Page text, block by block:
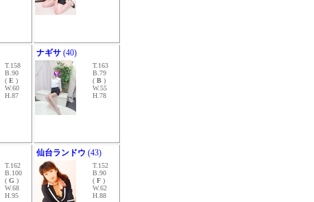
T.158
B.90
( E )
W.60
H.87
ナギサ (40)
T.163
B.79
( B )
W.55
H.78
T.162
B.100
( G )
W.68
H.95
仙台ランドウ (43)
T.152
B.90
( F )
W.62
H.88